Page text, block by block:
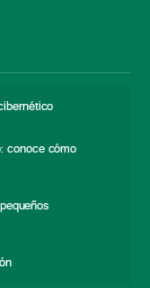
conoce cómo